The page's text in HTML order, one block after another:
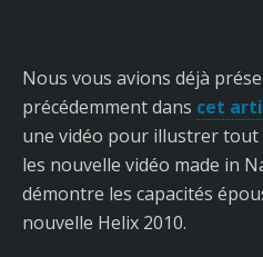
Nous vous avions déjà
précédemment dans cet
une vidéo pour illustrer tout
les nouvelle vidéo made in
démontre les capacités
nouvelle Helix 2010.